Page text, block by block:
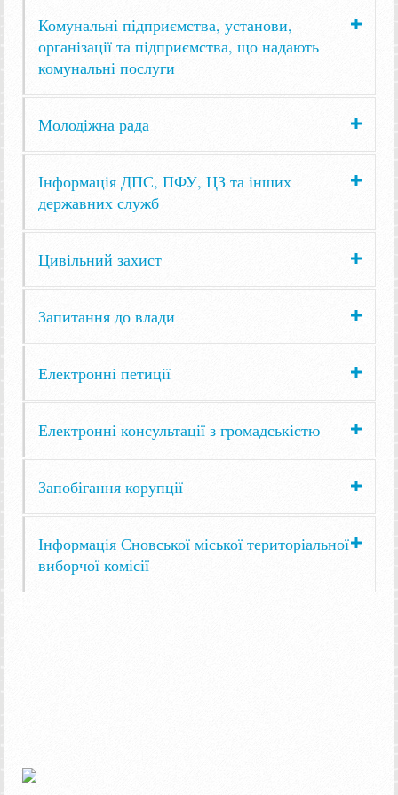
Комунальні підприємства, установи,
організації та підприємства, що надають
комунальні послуги
Молодіжна рада
Інформація ДПС, ПФУ, ЦЗ та інших
державних служб
Цивільний захист
Запитання до влади
Електронні петиції
Електронні консультації з громадськістю
Запобігання корупції
Інформація Сновської міської територіальної
виборчої комісії